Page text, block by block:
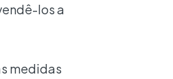
los a
medidas